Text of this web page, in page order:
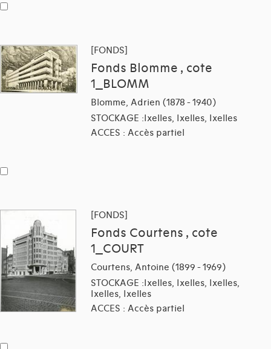
[FONDS]
Fonds Blomme , cote
1_BLOMM
Blomme, Adrien (1878 - 1940)
STOCKAGE :Ixelles, Ixelles, Ixelles
ACCES : Accès partiel
[FONDS]
Fonds Courtens , cote
1_COURT
Courtens, Antoine (1899 - 1969)
STOCKAGE :Ixelles, Ixelles, Ixelles,
Ixelles, Ixelles
ACCES : Accès partiel